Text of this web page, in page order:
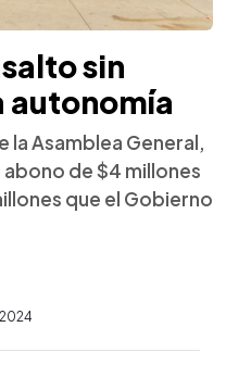
sin
autonomía
la Asamblea General,
de $4 millones
que el Gobierno